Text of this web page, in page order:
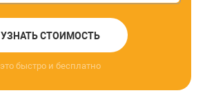
УЗНАТЬ СТОИМОСТЬ
это быстро и бесплатно